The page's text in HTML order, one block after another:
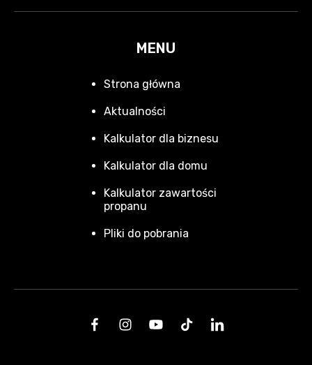
MENU
Strona główna
Aktualności
Kalkulator dla biznesu
Kalkulator dla domu
Kalkulator zawartości
propanu
Pliki do pobrania